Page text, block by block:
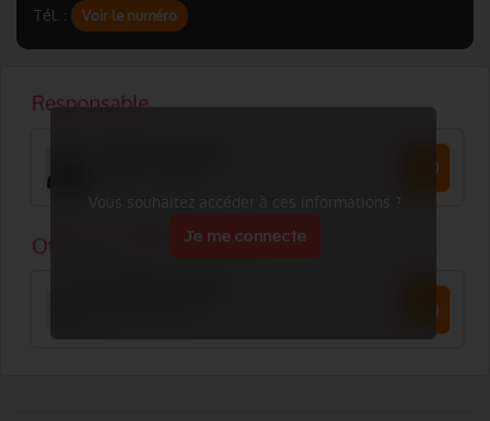
Tél. :
Voir le numéro
Vous souhaitez accéder à ces informations ?
Je me connecte